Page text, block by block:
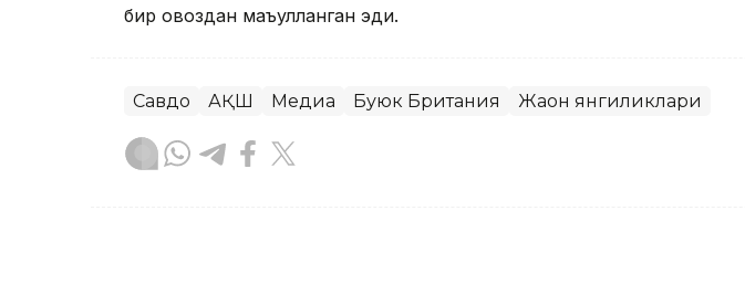
бир овоздан маъқулланган эди.
Савдо АҚШ Медиа Буюк Британия Жаҳон янгиликлари